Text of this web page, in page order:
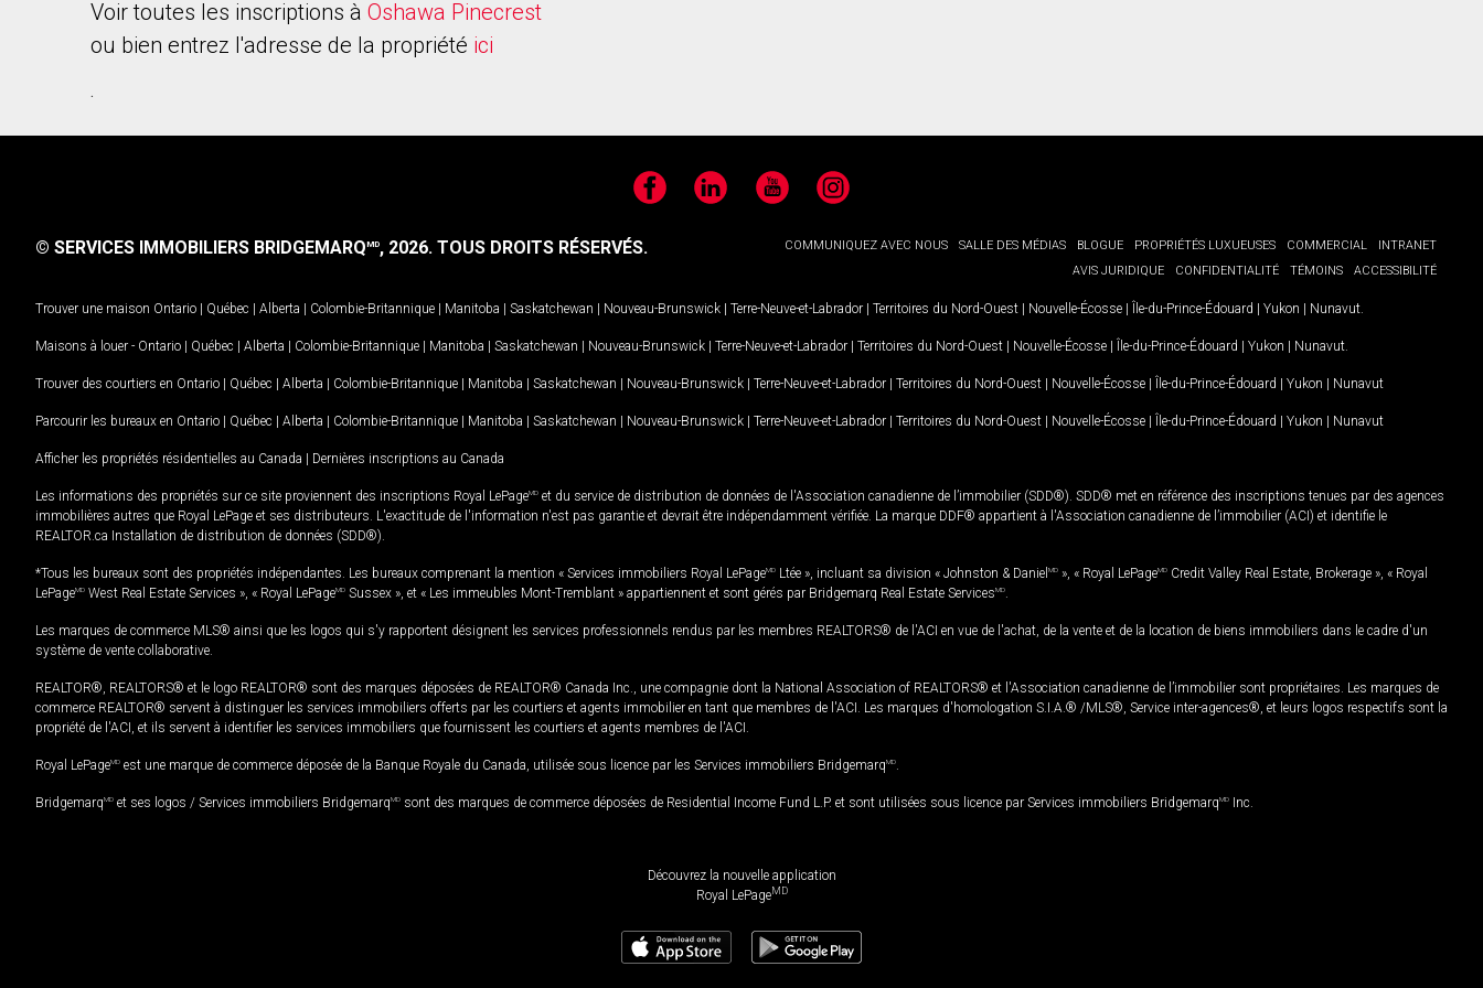
Voir toutes les inscriptions à Oshawa Pinecrest
ou bien entrez l'adresse de la propriété ici
.
FacebookLinkedIn YouTubeInstagram
COMMUNIQUEZ AVEC NOUS SALLE DES MÉDIAS BLOGUE PROPRIÉTÉS LUXUEUSES COMMERCIAL
INTRANET
AVIS JURIDIQUE
CONFIDENTIALITÉ TÉMOINS ACCESSIBILITÉ
© SERVICES IMMOBILIERS BRIDGEMARQMD, 2026. TOUS DROITS RÉSERVÉS.
Trouver une maison Ontario | Québec | Alberta | Colombie-Britannique | Manitoba | Saskatchewan | Nouveau-Brunswick | Terre-Neuve-et-Labrador | Territoires du Nord-Ouest | Nouvelle-Écosse | Île-du-Prince-Édouard | Yukon | Nunavut
Maisons à louer - Ontario | Québec | Alberta | Colombie-Britannique | Manitoba | Saskatchewan | Nouveau-Brunswick | Terre-Neuve-et-Labrador | Territoires du Nord-Ouest | Nouvelle-Écosse | Île-du-Prince-Édouard | Yukon | Nunavut
Trouver des courtiers en Ontario | Québec | Alberta | Colombie-Britannique | Manitoba | Saskatchewan | Nouveau-Brunswick | Terre-Neuve-et-Labrador | Territoires du Nord-Ouest | Nouvelle-Écosse | Île-du-Prince-Édouard | Yukon | Nunavut
Parcourir les bureaux en Ontario | Québec | Alberta | Colombie-Britannique | Manitoba | Saskatchewan | Nouveau-Brunswick | Terre-Neuve-et-Labrador | Territoires du Nord-Ouest | Nouvelle-Écosse | Île-du-Prince-Édouard | Yukon | Nunavut
Afficher les propriétés résidentielles au Canada | Dernières inscriptions au Canada
Les informations des propriétés sur ce site proviennent des inscriptions Royal LePageMD et du service de distribution de données de l'Association canadienne de l’immobilier (SDD®). SDD® met en référence des inscriptions tenues par des agences
immobilières autres que Royal LePage et ses distributeurs. L'exactitude de l'information n'est pas garantie et devrait être indépendamment vérifiée. La marque DDF® appartient à l'Association canadienne de l’immobilier (ACI) et identifie le
REALTOR.ca Installation de distribution de données (SDD®).
*Tous les bureaux sont des propriétés indépendantes. Les bureaux comprenant la mention « Services immobiliers Royal LePageMD Ltée », incluant sa division « Johnston & Daniel MD », « Royal LePageMD Credit Valley Real Estate, Brokerage », « Royal
LePageMD West Real Estate Services », « Royal LePageMD Sussex », et « Les immeubles Mont-Tremblant » appartiennent et sont gérés par Bridgemarq Real Estate ServicesMD
Les marques de commerce MLS® ainsi que les logos qui s'y rapportent désignent les services professionnels rendus par les membres REALTORS® de l'ACI en vue de l'achat, de la vente et de la location de biens immobiliers dans le cadre d'un
système de vente collaborative.
REALTOR®, REALTORS® et le logo REALTOR® sont des marques déposées de REALTOR® Canada Inc., une compagnie dont la National Association of REALTORS® et l'Association canadienne de l’immobilier sont propriétaires. Les marques de
commerce REALTOR® servent à distinguer les services immobiliers offerts par les courtiers et agents immobilier en tant que membres de l'ACI. Les marques d'homologation S.I.A.® /MLS®, Service inter-agences®, et leurs logos respectifs sont la
propriété de l'ACI, et ils servent à identifier les services immobiliers que fournissent les courtiers et agents membres de l'ACI.
Royal LePageMD est une marque de commerce déposée de la Banque Royale du Canada, utilisée sous licence par les Services immobiliers BridgemarqMD
BridgemarqMD et ses logos / Services immobiliers BridgemarqMD sont des marques de commerce déposées de Residential Income Fund L.P. et sont utilisées sous licence par Services immobiliers BridgemarqMD Inc.
Découvrez la nouvelle application
Royal LePageMD